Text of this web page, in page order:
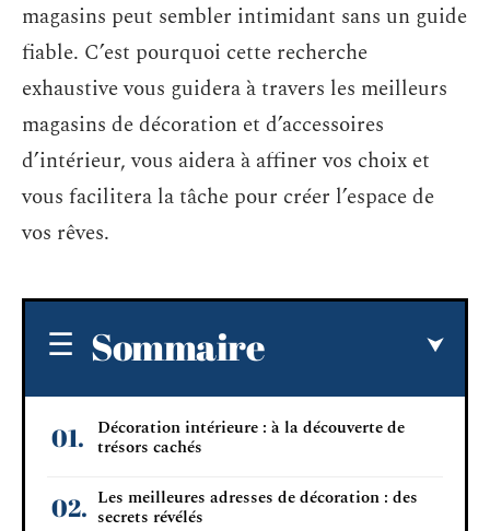
magasins peut sembler intimidant sans un guide
fiable. C’est pourquoi cette recherche
exhaustive vous guidera à travers les meilleurs
magasins de décoration et d’accessoires
d’intérieur, vous aidera à affiner vos choix et
vous facilitera la tâche pour créer l’espace de
vos rêves.
Sommaire
Décoration intérieure : à la découverte de
trésors cachés
Les meilleures adresses de décoration : des
secrets révélés